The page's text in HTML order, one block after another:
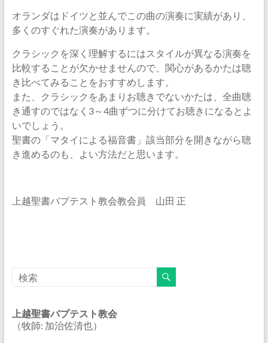
オランダはドイツと並んでこの曲の演奏に実績があり、
多くのすぐれた演奏があります。
クラシックを深く理解するにはスタイルが異なる演奏を
比較することが欠かせませんので、関心があるかたは聴
き比べてみることをおすすめします。
また、クラシックをあまりお聴きでないかたは、全曲聴
き通すのではなく3～4曲ずつに分けてお聴きになるとよ
いでしょう。
聖書の「マタイによる福音書」該当部分を開きながら聴
き進めるのも、よい方法だと思います。
上越聖書バプテスト教会教会員 山田 正
上越聖書バプテスト教会
（牧師: 加治佐清也）